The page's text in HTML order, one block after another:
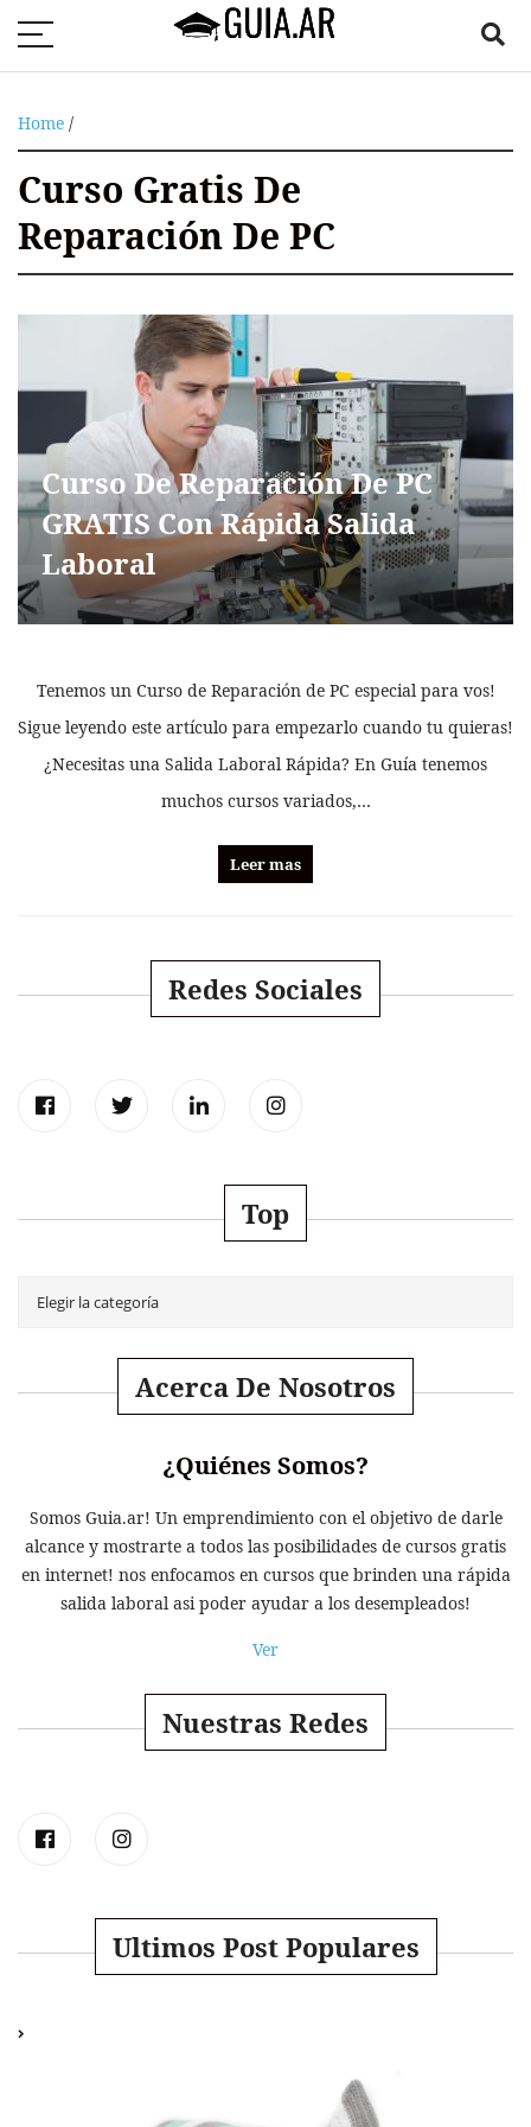
Home /
Curso Gratis De
Reparación De PC
Curso De Reparación De PC
GRATIS Con Rápida Salida
Laboral
Tenemos un Curso de Reparación de PC especial para vos!
Sigue leyendo este artículo para empezarlo cuando tu quieras!
¿Necesitas una Salida Laboral Rápida? En Guía tenemos
muchos cursos variados,…
Leer mas
Redes Sociales
Top
Acerca De Nosotros
¿Quiénes Somos?
Somos Guia.ar! Un emprendimiento con el objetivo de darle
alcance y mostrarte a todos las posibilidades de cursos gratis
en internet! nos enfocamos en cursos que brinden una rápida
salida laboral asi poder ayudar a los desempleados!
Ver
Nuestras Redes
Ultimos Post Populares